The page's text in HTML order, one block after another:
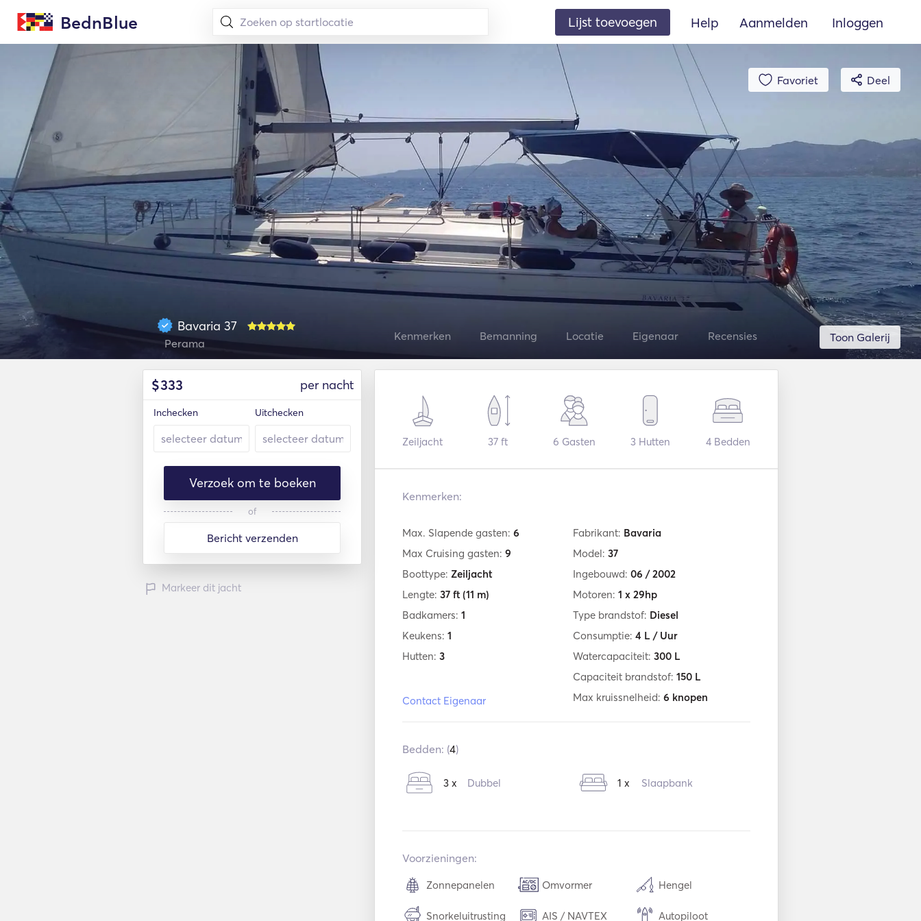
BednBlue Lijst toevoegen Help Aanmelden Inloggen
Favoriet Deel
Toon Galerij
Bavaria 37
Perama
Kenmerken Bemanning Locatie Eigenaar Recensies
$333 per nacht
Inchecken Uitchecken
Verzoek om te boeken
of
Bericht verzenden
Markeer dit jacht
Zeiljacht 37 ft 6 Gasten 3 Hutten 4Bedden
Kenmerken:
Max. Slapende gasten: 6
Max Cruising gasten: 9
Boottype: Zeiljacht
Lengte: 37 ft (11 m)
Badkamers: 1
Keukens: 1
Hutten: 3
Contact Eigenaar
Fabrikant: Bavaria
Model: 37
Ingebouwd: 06 / 2002
Motoren: 1 x 29hp
Type brandstof: Diesel
Consumptie: 4 L / Uur
Watercapaciteit: 300 L
Capaciteit brandstof: 150 L
Max kruissnelheid: 6 knopen
Bedden: (4)
3 x Dubbel 1 x Slaapbank
Voorzieningen:
Zonnepanelen Omvormer Hengel
Snorkeluitrusting AIS / NAVTEX Autopiloot